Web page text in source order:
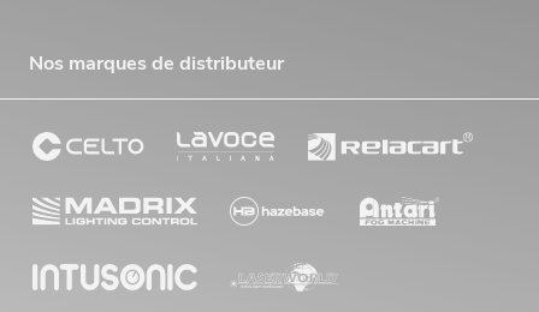
Nos marques de distributeur